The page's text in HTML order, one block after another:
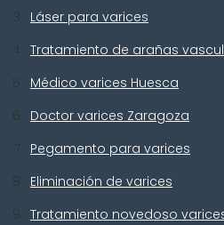
Láser para varices
Tratamiento de arañas
Médico varices Huesca
Doctor varices Zaragoza
Pegamento para varices
Eliminación de varices
Tratamiento novedoso